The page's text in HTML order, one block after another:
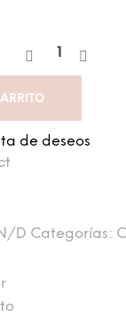
de deseos
D Categorías: